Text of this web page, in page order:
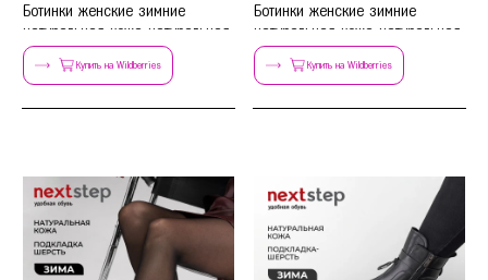
Ботинки женские зимние
натуральная кожа натуральная
шерсть
Купить на Wildberries
Ботинки женские зимние
натуральная кожа натуральная
шерсть
Купить на Wildberries